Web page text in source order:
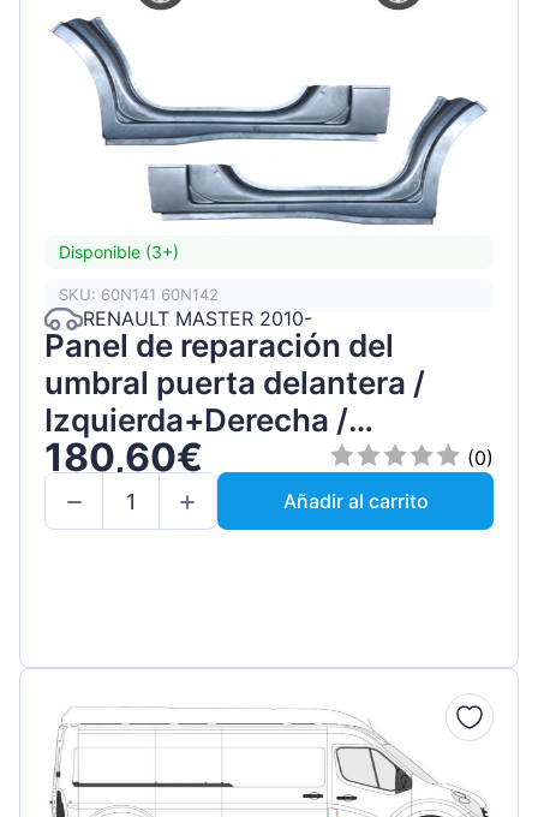
Disponible (3+)
SKU: 60N141 60N142
RENAULT MASTER 2010-
Panel de reparación del
umbral puerta delantera /
Izquierda+Derecha /
Conjunto
180,60€
(0)
Añadir al carrito